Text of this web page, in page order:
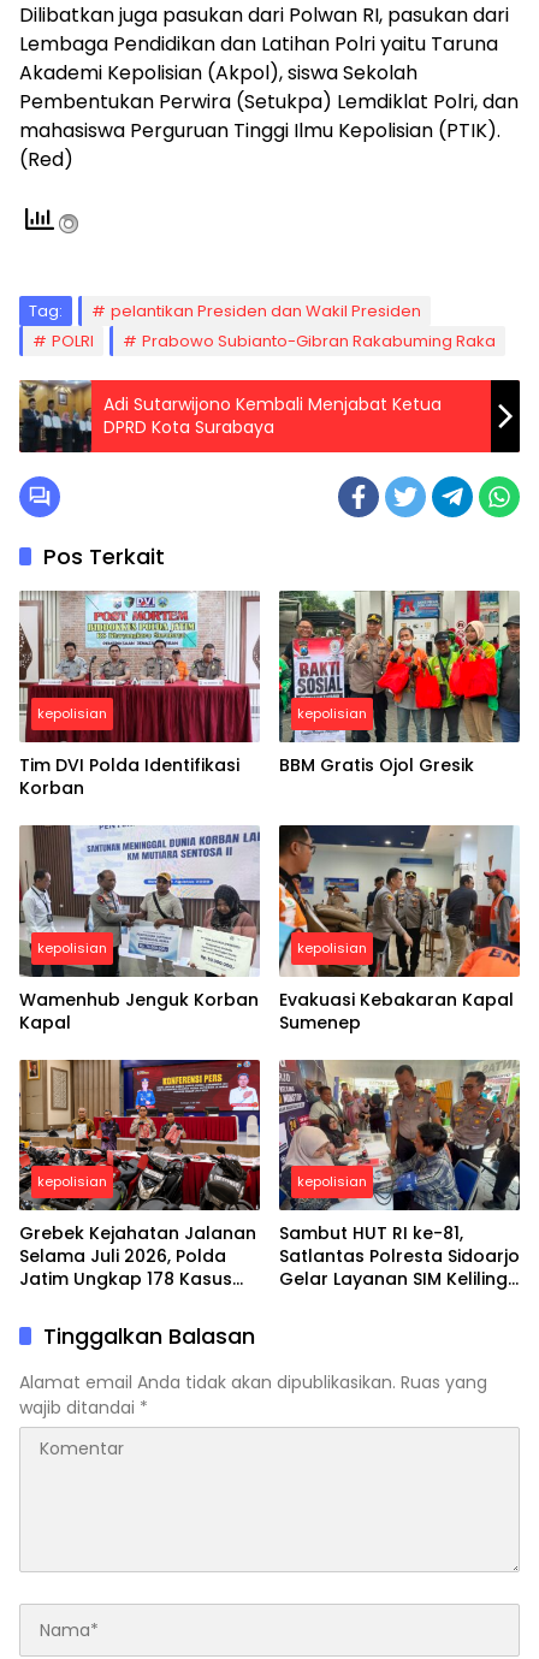
Dilibatkan juga pasukan dari Polwan RI, pasukan dari
Lembaga Pendidikan dan Latihan Polri yaitu Taruna
Akademi Kepolisian (Akpol), siswa Sekolah
Pembentukan Perwira (Setukpa) Lemdiklat Polri, dan
mahasiswa Perguruan Tinggi Ilmu Kepolisian (PTIK).
(Red)
Tag:
pelantikan Presiden dan Wakil Presiden
POLRI
Prabowo Subianto-Gibran Rakabuming Raka
Adi Sutarwijono Kembali Menjabat Ketua
DPRD Kota Surabaya
Pos Terkait
kepolisian
Tim DVI Polda Identifikasi
Korban
kepolisian
BBM Gratis Ojol Gresik
kepolisian
Wamenhub Jenguk Korban
Kapal
kepolisian
Evakuasi Kebakaran Kapal
Sumenep
kepolisian
Grebek Kejahatan Jalanan
Selama Juli 2026, Polda
Jatim Ungkap 178 Kasus
Tersangka
kepolisian
Sambut HUT RI ke-81,
Satlantas Polresta Sidoarjo
Gelar Layanan SIM Keliling
Tinggalkan Balasan
Alamat email Anda tidak akan dipublikasikan. Ruas yang
wajib ditandai *